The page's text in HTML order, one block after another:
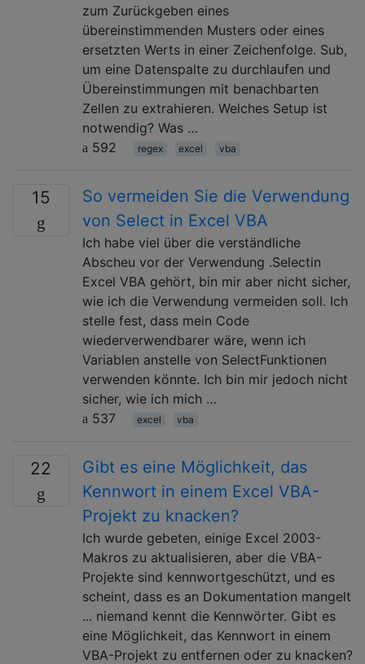
zum Zurückgeben eines
übereinstimmenden Musters oder eines
ersetzten Werts in einer Zeichenfolge. Sub,
um eine Datenspalte zu durchlaufen und
Übereinstimmungen mit benachbarten
Zellen zu extrahieren. Welches Setup ist
notwendig? Was …
592
regex excel vba
15
So vermeiden Sie die Verwendung
von Select in Excel VBA
Ich habe viel über die verständliche
Abscheu vor der Verwendung .Selectin
Excel VBA gehört, bin mir aber nicht sicher,
wie ich die Verwendung vermeiden soll. Ich
stelle fest, dass mein Code
wiederverwendbarer wäre, wenn ich
Variablen anstelle von SelectFunktionen
verwenden könnte. Ich bin mir jedoch nicht
sicher, wie ich mich …
537
excel vba
22
Gibt es eine Möglichkeit, das
Kennwort in einem Excel VBA-
Projekt zu knacken?
Ich wurde gebeten, einige Excel 2003-
Makros zu aktualisieren, aber die VBA-
Projekte sind kennwortgeschützt, und es
scheint, dass es an Dokumentation mangelt
... niemand kennt die Kennwörter. Gibt es
eine Möglichkeit, das Kennwort in einem
VBA-Projekt zu entfernen oder zu knacken?